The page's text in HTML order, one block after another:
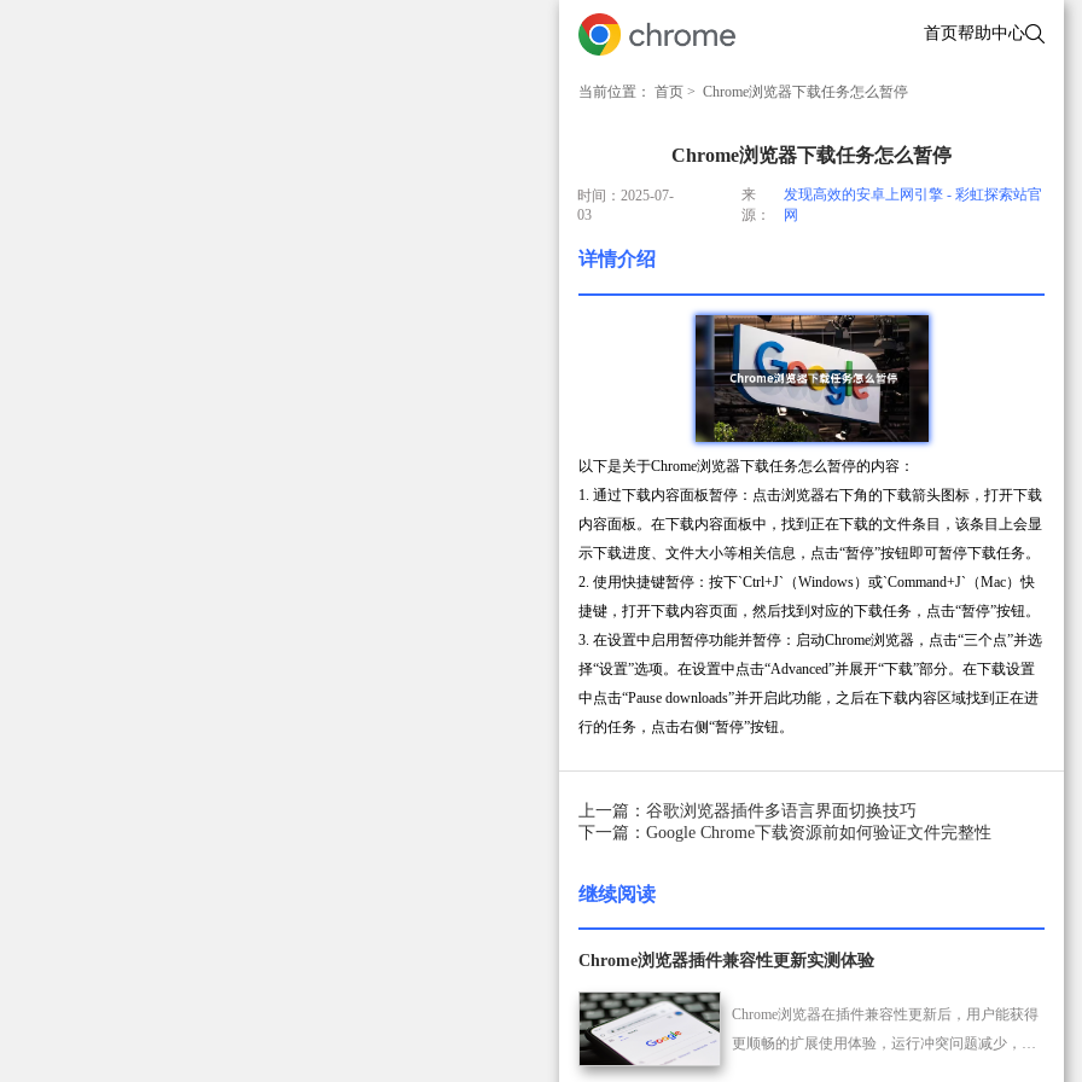
首页帮助中心
当前位置： 首页 > Chrome浏览器下载任务怎么暂停
Chrome浏览器下载任务怎么暂停
时间：2025-07-
03
来
源：
发现高效的安卓上网引擎 - 彩虹探索站官
网
详情介绍
以下是关于Chrome浏览器下载任务怎么暂停的内容：
1. 通过下载内容面板暂停：点击浏览器右下角的下载箭头图标，打开下载
内容面板。在下载内容面板中，找到正在下载的文件条目，该条目上会显
示下载进度、文件大小等相关信息，点击“暂停”按钮即可暂停下载任务。
2. 使用快捷键暂停：按下`Ctrl+J`（Windows）或`Command+J`（Mac）快
捷键，打开下载内容页面，然后找到对应的下载任务，点击“暂停”按钮。
3. 在设置中启用暂停功能并暂停：启动Chrome浏览器，点击“三个点”并选
择“设置”选项。在设置中点击“Advanced”并展开“下载”部分。在下载设置
中点击“Pause downloads”并开启此功能，之后在下载内容区域找到正在进
行的任务，点击右侧“暂停”按钮。
上一篇：谷歌浏览器插件多语言界面切换技巧
下一篇：Google Chrome下载资源前如何验证文件完整性
继续阅读
Chrome浏览器插件兼容性更新实测体验
Chrome浏览器在插件兼容性更新后，用户能获得
更顺畅的扩展使用体验，运行冲突问题减少，整